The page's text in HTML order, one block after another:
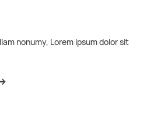
nonumy, Lorem ipsum dolor sit